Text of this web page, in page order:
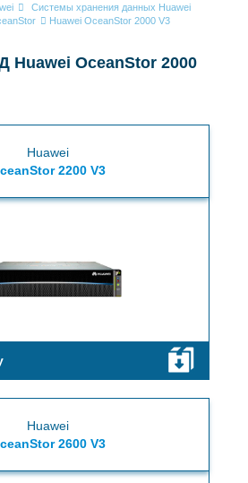
Системы хранения данных Huawei
Huawei OceanStor 2000 V3
Huawei OceanStor 2000
Huawei
2200 V3
Huawei
2600 V3